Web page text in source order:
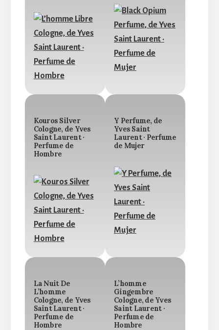
Kouros Silver
Cologne, de Yves
Saint Laurent ·
Perfume de
Hombre
Y Perfume, de
Yves Saint
Laurent · Perfume
de Mujer
La Nuit De
L’homme
Cologne, de Yves
Saint Laurent ·
Perfume de
Hombre
L’homme
Gingembre
Cologne, de Yves
Saint Laurent ·
Perfume de
Hombre